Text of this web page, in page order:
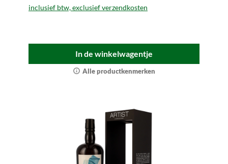
inclusief btw, exclusief verzendkosten
In de winkelwagentje
Alle productkenmerken